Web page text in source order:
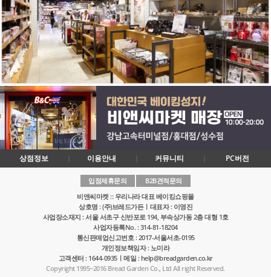
상점정보 이용안내 커뮤니티 PC버전
입점제휴문의
B2B견적문의
비앤씨마켓 :: 우리나라 대표 베이킹쇼핑몰
상호명 : (주)브레드가든ㅣ대표자 : 이영진
사업장소재지 : 서울 서초구 신반포로 194, 부속상가동 2층 대형 1호
사업자등록No. : 314-81-18204
통신판매업신고번호 : 2017-서울서초-0195
개인정보책임자 : 노미라
고객센터 : 1644-0935ㅣ메일 : help@breadgarden.co.kr
Copyright 1995~2016 Bread Garden Co., Ltd All right Reserved.